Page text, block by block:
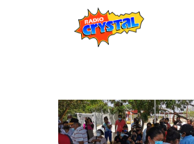
Estaciones
Eventos